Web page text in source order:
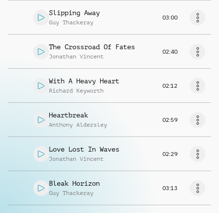
Slipping Away
Guy Thackeray
03:00
The Crossroad Of Fates
Jonathan Vincent
02:40
With A Heavy Heart
Richard Keyworth
02:12
Heartbreak
Anthony Aldersley
02:59
Love Lost In Waves
Jonathan Vincent
02:29
Bleak Horizon
Guy Thackeray
03:13